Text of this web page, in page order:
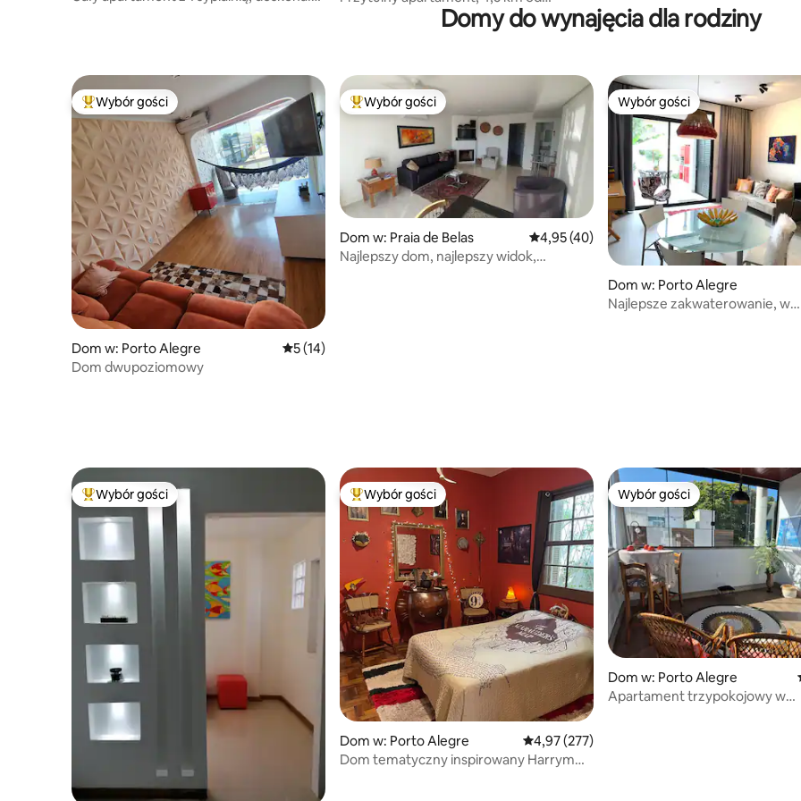
centrum Porto Alegre.Domy do wynajęcia dla rodziny
Najpopularniejsze z kategorii Wybór gości
Wybór gości
Dom w: Porto Alegre Średnia ocena: 5 na 5, liczba recenzji: 14
5 (14)
Dom dwupoziomowy
Najpopularniejsze z kategorii Wybór gości
Wybór gości
Dom w: Praia de Belas Średnia ocena: 4,95 na 5, liczba recenzji: 40
4,95 (40)
Najlepszy dom, najlepszy widok,
Wybór gości
Wybór gości
Dom w: Porto Alegre
Najlepsze zakwaterowanie, w
Najpopularniejsze z kategorii Wybór gości
Wybór gości Najpopularniejsze z kategorii Wybór gości
Wybór gości
Dom w: Porto Alegre Średnia ocena: 4,97 na 5, liczba recenzji: 277
4,97 (277)
Dom tematyczny inspirowany Harrym
Wybór gości
Wybór gości
Dom w: Porto Alegre
Apartament trzypokojowy w